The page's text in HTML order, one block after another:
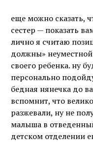
еще можно сказать,
сестер — показать
лично я считаю
должны»
своего ребенка. ну
персонально
бедная нянечка до
вспомнит, что
разжевали, ну не
малыша в
детском отделении